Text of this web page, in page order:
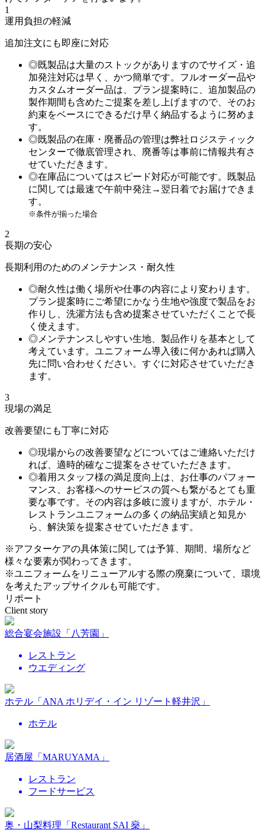
1
運用負担の軽減
追加注文にも即座に対応
◎既製品は大量のストックがありますのでサイズ・追
加発注対応は早く、かつ簡単です。フルオーダー品や
カスタムオーダー品は、プラン提案時に、追加製品の
製作期間も含めたご提案を差し上げますので、そのお
約束をベースにできるだけ早く納品するように努めま
す。
◎既製品の在庫・廃番品の管理は弊社ロジスティック
センターで徹底管理され、廃番等は事前に情報共有さ
せていただきます。
◎在庫品についてはスピード対応が可能です。既製品
に関しては最速で午前中発注→翌日着でお届けできま
す。
※条件が揃った場合
2
長期の安心
長期利用のためのメンテナンス・耐久性
◎耐久性は働く場所や仕事の内容により変わります。
プラン提案時にご希望にかなう生地や強度で製品をお
作りし、洗濯方法も含め提案させていただくことで長
く使えます。
◎メンテナンスしやすい生地、製品作りを基本として
考えています。ユニフォーム導入後に何かあれば購入
先に問い合わせください。すぐに対応させていただき
ます。
3
現場の満足
改善要望にも丁寧に対応
◎現場からの改善要望などについてはご連絡いただけ
れば、適時的確なご提案をさせていただきます。
◎着用スタッフ様の満足度向上は、お仕事のパフォー
マンス、お客様へのサービスの質へも繋がるとても重
要な事です。その内容は多岐に渡りますが、ホテル・
レストランユニフォームの多くの納品実績と知見か
ら、解決策を提案させていただきます。
※アフターケアの具体策に関しては予算、期間、場所など
様々な要素が関わってきます。
※ユニフォームをリニューアルする際の廃棄について、環境
を考えたアップサイクルも可能です。
リポート
Client story
総合宴会施設「八芳園」
レストラン
ウエディング
ホテル「ANA ホリデイ・イン リゾート軽井沢」
ホテル
居酒屋「MARUYAMA」
レストラン
フードサービス
奥・山梨料理「Restaurant SAI 燊」